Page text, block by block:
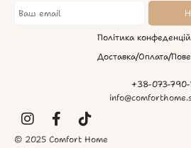
Політика
Доставка/Оплата/
+38-073-790-
© 2025 Comfort Home